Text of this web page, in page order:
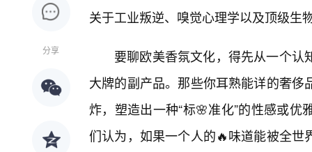
分享
关于工业叛逆、嗅觉心理学以及顶级生
要聊欧美香氛文化，得先从一个
大牌的副产品。那些你耳熟能详的奢
炸，塑造出一种“标🌸准化”的性感或
们认为，如果一个人的🔥味道能被全